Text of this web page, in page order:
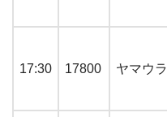
17:30 17800 ヤマウラ